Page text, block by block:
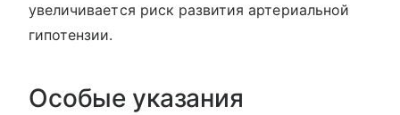
увеличивается риск развития артериальной
гипотензии.
Особые указания